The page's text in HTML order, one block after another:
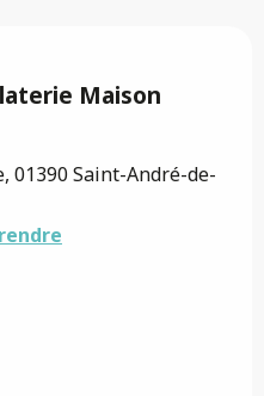
Maison
01390 Saint-André-de-